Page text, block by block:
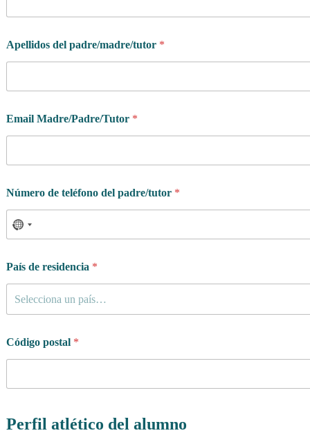
Apellidos del padre/madre/tutor *
Email Madre/Padre/Tutor *
Número de teléfono del padre/tutor *
País de residencia *
Selecciona un país…
Código postal *
Perfil atlético del alumno